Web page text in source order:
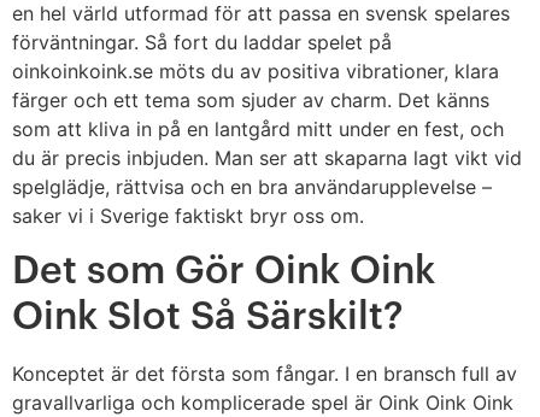
en hel värld utformad för att passa en svensk spelares
förväntningar. Så fort du laddar spelet på
oinkoinkoink.se möts du av positiva vibrationer, klara
färger och ett tema som sjuder av charm. Det känns
som att kliva in på en lantgård mitt under en fest, och
du är precis inbjuden. Man ser att skaparna lagt vikt vid
spelglädje, rättvisa och en bra användarupplevelse –
saker vi i Sverige faktiskt bryr oss om.
Det som Gör Oink Oink
Oink Slot Så Särskilt?
Konceptet är det första som fångar. I en bransch full av
gravallvarliga och komplicerade spel är Oink Oink Oink